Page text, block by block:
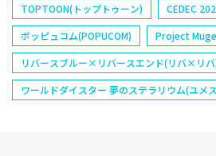
TOPTOON(トップトゥーン)
CEDEC
ポッピュコム(POPUCOM)
Project
リバースブルー×リバースエンド(リバ×リ
ワールドダイスター 夢のステラリウム(ユメ